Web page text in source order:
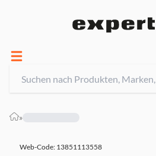
»
Web-Code: 13851113558